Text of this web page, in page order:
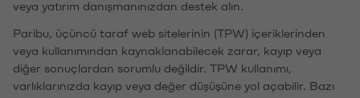
veya yatırım danışmanınızdan destek alın.
Paribu, üçüncü taraf web sitelerinin (TPW) içeriklerinden
veya kullanımından kaynaklanabilecek zarar, kayıp veya
diğer sonuçlardan sorumlu değildir. TPW kullanımı,
varlıklarınızda kayıp veya değer düşüşüne yol açabilir. Bazı